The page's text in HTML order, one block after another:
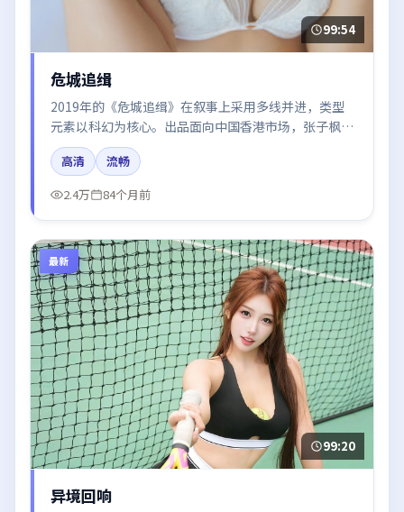
99:54
危城追缉
2019年的《危城追缉》在叙事上采用多线并进，类型
元素以科幻为核心。出品面向中国香港市场，张子枫、
于和伟、王景春所饰角色推动关键反转，结尾留白引发
讨论。
高清
流畅
2.4万
84个月前
最新
99:20
异境回响